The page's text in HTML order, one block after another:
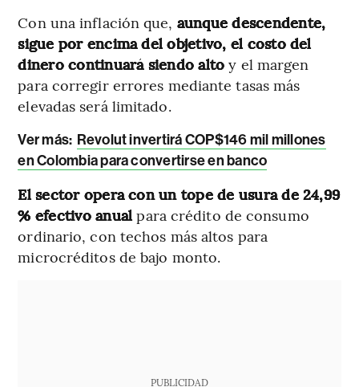
Con una inflación que, aunque descendente,
sigue por encima del objetivo, el costo del
dinero continuará siendo alto y el margen
para corregir errores mediante tasas más
elevadas será limitado.
Ver más: Revolut invertirá COP$146 mil millones
en Colombia para convertirse en banco
El sector opera con un tope de usura de 24,99
% efectivo anualpara crédito de consumo
ordinario, con techos más altos para
microcréditos de bajo monto.
PUBLICIDAD